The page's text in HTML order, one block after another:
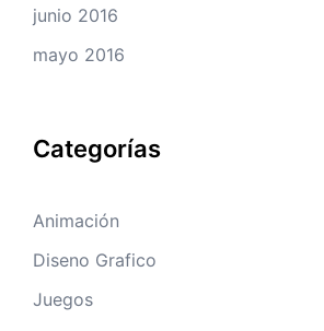
junio 2016
mayo 2016
Categorías
Animación
Diseno Grafico
Juegos